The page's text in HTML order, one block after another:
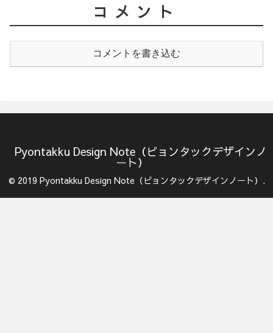
コメント
コメントを書き込む
Pyontakku Design Note（ピョンタックデザインノ
ート）
© 2019 Pyontakku Design Note（ピョンタックデザインノート）.